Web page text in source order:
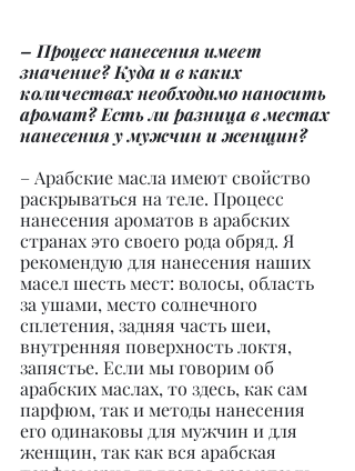
– Процесс нанесения имеет
значение? Куда и в каких
количествах необходимо наносить
аромат? Есть ли разница в местах
нанесения у мужчин и женщин?
– Арабские масла имеют свойство
раскрываться на теле. Процесс
нанесения ароматов в арабских
странах это своего рода обряд. Я
рекомендую для нанесения наших
масел шесть мест: волосы, область
за ушами, место солнечного
сплетения, задняя часть шеи,
внутренняя поверхность локтя,
запястье. Если мы говорим об
арабских маслах, то здесь, как сам
парфюм, так и методы нанесения
его одинаковы для мужчин и для
женщин, так как вся арабская